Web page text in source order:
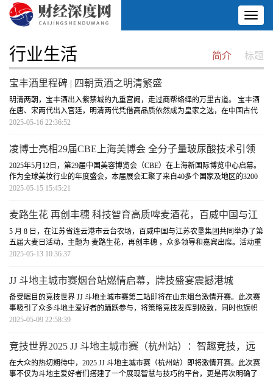
行业生活 标题
简介
宝丰酒里程碑 | 四朝贡酒之明清繁盛
明清两朝，宝丰酒出入紫禁城的九重宫阙，走过商帮络绎的万里古道。 宝丰酒
在唐、宋两代出入宫廷，明清两代凭借高品质依然成为皇家之选，在中国古代
史中，占据唐、宋、明、清四
2025-05-16 22:36:52
凌博士亮相29届CBE上海美博会 全分子量玻尿酸技术引领
国货抗衰新浪潮
2025年5月12日，第29届中国美容博览会（CBE）在上海新国际博览中心启幕。
作为全球美妆行业的年度盛会，本届展会汇聚了来自40多个国家及地区的3200
余家展商，展出超过7万款美妆新品与
2025-05-15 15:45:21
麦路生花 再创丰穗 科技智育高质啤麦酒花，百威中国与江
苏农垦共创丰穗
5 月 8 日，在江苏省连云港市云台农场，百威中国与江苏农垦集团共同举办了第
五届大麦日活动，主题为 麦路生花，再创丰穗 ，众多领导和嘉宾出席。活动重
点展示了双方联合选育的优
2025-05-13 10:36:37
JJ 斗地主城市赛烟台站燃情启幕，牌技盛宴震撼港城
备受瞩目的竞技世界 JJ 斗地主城市赛第二站即将在山东烟台激情开赛。此次赛
事吸引了众多斗地主爱好者的踊跃参与，将策略竞技发挥到极致，同时也旗帜
鲜明地与赌博行为划清界限。
2025-05-09 22:58:39
竞技世界2025 JJ 斗地主城市赛（杭州站）：智趣竞技，远
离赌博
在大众的热切期待中，2025 JJ 斗地主城市赛（杭州站）即将激情开赛。此次赛
事不仅为斗地主爱好者们搭建了一个展现智慧与技巧的平台，更是再次明确了